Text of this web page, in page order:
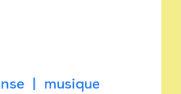
musique